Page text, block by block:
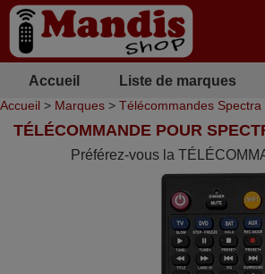
Accueil Liste de marques
Accueil > Marques > Télécommandes Spectra
TÉLÉCOMMANDE POUR
Préférez-vous la